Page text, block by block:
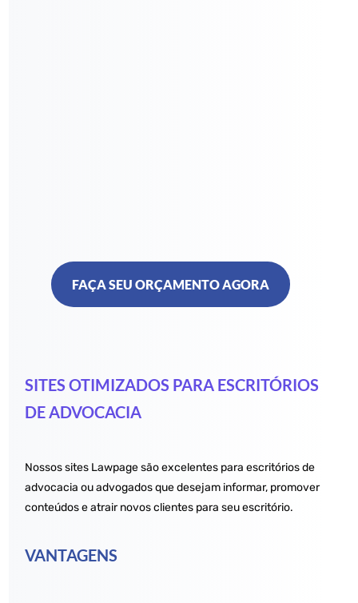
FAÇA SEU ORÇAMENTO AGORA
SITES OTIMIZADOS PARA ESCRITÓRIOS
DE ADVOCACIA
Nossos sites Lawpage são excelentes para escritórios de
advocacia ou advogados que desejam informar, promover
conteúdos e atrair novos clientes para seu escritório.
VANTAGENS